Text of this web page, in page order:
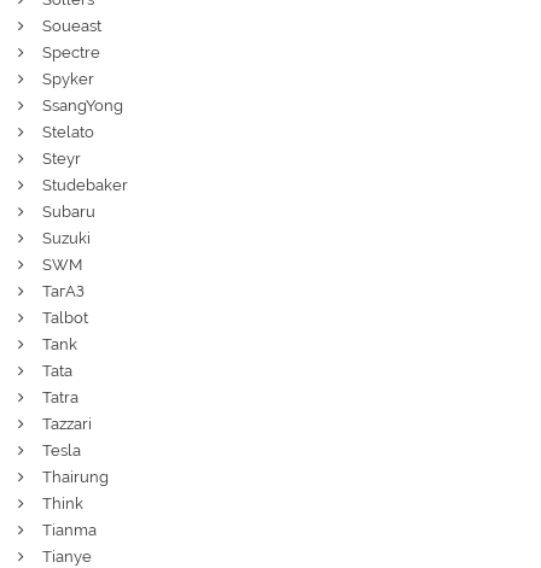
Soueast
Spectre
Spyker
SsangYong
Stelato
Steyr
Studebaker
Subaru
Suzuki
SWM
ТагАЗ
Talbot
Tank
Tata
Tatra
Tazzari
Tesla
Thairung
Think
Tianma
Tianye